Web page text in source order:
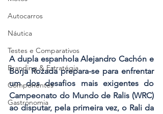
Autocarros
Náutica
Testes e Comparativos
Branding & Estratégia
Componentes
Gastronomia
A dupla espanhola Alejandro Cachón e
Borja Rozada prepara-se para enfrentar
um dos desafios mais exigentes do
Campeonato do Mundo de Ralis (WRC)
ao disputar, pela primeira vez, o Rali da